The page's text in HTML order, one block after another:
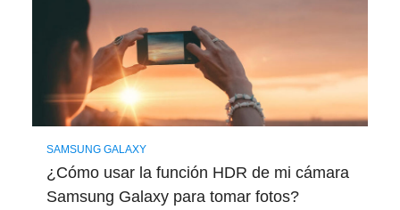
SAMSUNG GALAXY
¿Cómo usar la función HDR de mi cámara
Samsung Galaxy para tomar fotos?